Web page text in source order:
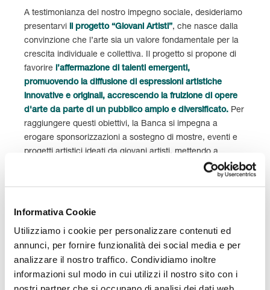
Informativa Cookie
Utilizziamo i cookie per personalizzare contenuti ed
annunci, per fornire funzionalità dei social media e per
analizzare il nostro traffico. Condividiamo inoltre
informazioni sul modo in cui utilizzi il nostro sito con i
A testimonianza del nostro impegno sociale, desideriamo
presentarvi il progetto “Giovani Artisti”, che nasce dalla
convinzione che l’arte sia un valore fondamentale per la
crescita individuale e collettiva. Il progetto si propone di
favorire l’affermazione di talenti emergenti,
promuovendo la diffusione di espressioni artistiche
innovative e originali, accrescendo la fruizione di opere
d'arte da parte di un pubblico ampio e diversificato. Per
raggiungere questi obiettivi, la Banca si impegna a
erogare sponsorizzazioni a sostegno di mostre, eventi e
progetti artistici ideati da giovani artisti, mettendo a
promuovendo le iniziative artistiche sui propri canali di
sostegno alla cultura e alle nuove generazioni di artisti
società.
Siamo consapevoli che affrontare sfide complesse come
il cambiamento climatico, l'iniquità sociale e la perdita di